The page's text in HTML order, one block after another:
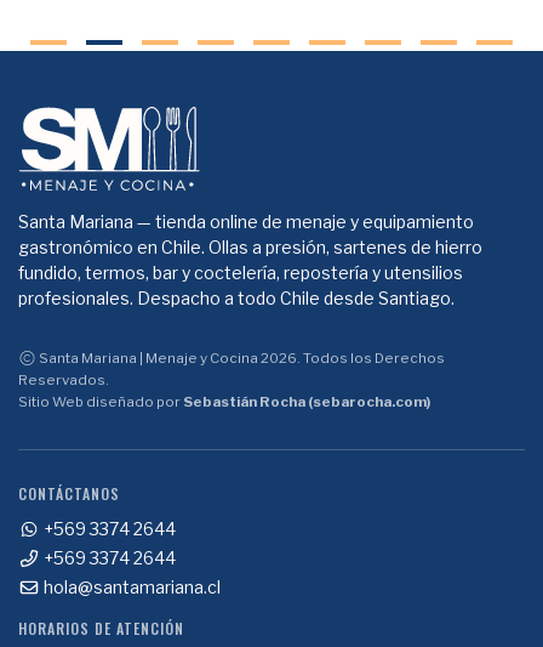
Santa Mariana — tienda online de menaje y equipamiento
gastronómico en Chile. Ollas a presión, sartenes de hierro
fundido, termos, bar y coctelería, repostería y utensilios
profesionales. Despacho a todo Chile desde Santiago.
Santa Mariana | Menaje y Cocina 2026. Todos los Derechos
Reservados.
Sitio Web diseñado por Sebastián Rocha (sebarocha.com)
CONTÁCTANOS
+569 3374 2644
+569 3374 2644
hola@santamariana.cl
HORARIOS DE ATENCIÓN